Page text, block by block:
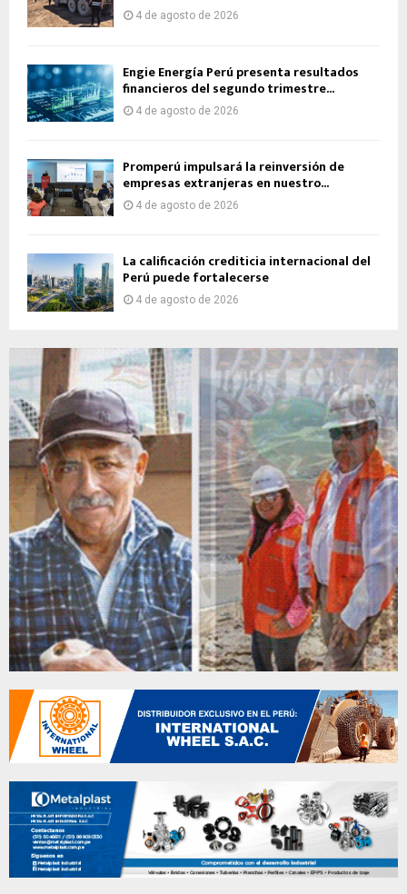
4 de agosto de 2026
Engie Energía Perú presenta resultados
financieros del segundo trimestre...
4 de agosto de 2026
Promperú impulsará la reinversión de
empresas extranjeras en nuestro...
4 de agosto de 2026
La calificación crediticia internacional del
Perú puede fortalecerse
4 de agosto de 2026